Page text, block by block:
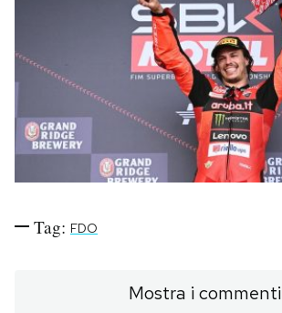
AREA PERSONALE
Area Personale
Newsletter
Notifiche mobile
Regala il Post
Hai bisogno di aiuto?
Tag: FDO
Mostra i commenti